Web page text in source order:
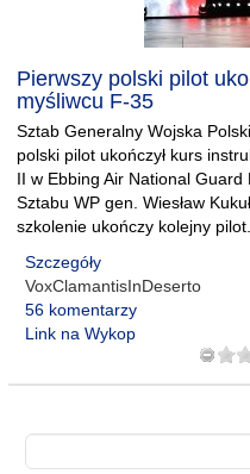
Pierwszy polski pilot
myśliwcu F-35
Sztab Generalny Wojska
polski pilot ukończył kurs
II w Ebbing Air National Guard
Sztabu WP gen. Wiesław
szkolenie ukończy kolejny pilot.
Szczegóły
VoxClamantisInDeserto
56 komentarzy
Link na Wykop